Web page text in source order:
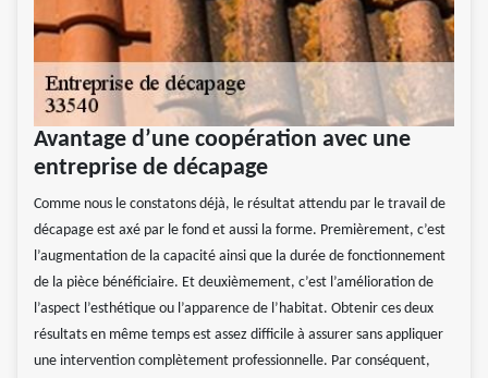
Avantage d’une coopération avec une
entreprise de décapage
Comme nous le constatons déjà, le résultat attendu par le travail de
décapage est axé par le fond et aussi la forme. Premièrement, c’est
l’augmentation de la capacité ainsi que la durée de fonctionnement
de la pièce bénéficiaire. Et deuxièmement, c’est l’amélioration de
l’aspect l’esthétique ou l’apparence de l’habitat. Obtenir ces deux
résultats en même temps est assez difficile à assurer sans appliquer
une intervention complètement professionnelle. Par conséquent,